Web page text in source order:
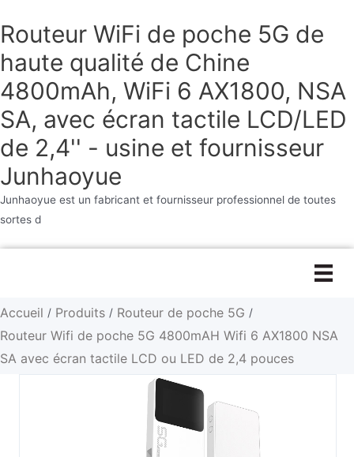
Routeur WiFi de poche 5G de
haute qualité de Chine
4800mAh, WiFi 6 AX1800, NSA
SA, avec écran tactile LCD/LED
de 2,4'' - usine et fournisseur
Junhaoyue
Junhaoyue est un fabricant et fournisseur professionnel de toutes
sortes d
Accueil / Produits / Routeur de poche 5G /
Routeur Wifi de poche 5G 4800mAH Wifi 6 AX1800 NSA
SA avec écran tactile LCD ou LED de 2,4 pouces